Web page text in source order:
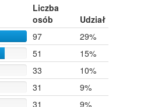
5
5
4
Liczba
osób
Udział
97
29%
51
15%
33
10%
31
9%
31
9%